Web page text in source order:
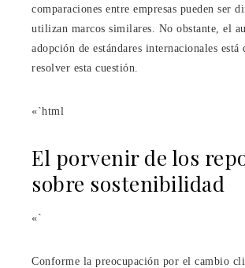
comparaciones entre empresas pueden ser
utilizan marcos similares. No obstante, el
adopción de estándares internacionales está
resolver esta cuestión.
«`html
El porvenir de los
sobre sostenibilidad
«`
Conforme la preocupación por el cambio